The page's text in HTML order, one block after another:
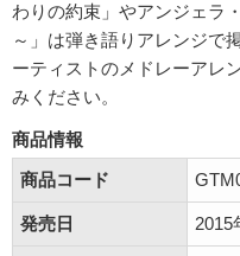
わりの約束」やアンジェラ
～」は弾き語りアレンジで
ーティストのメドレーアレ
みください。
商品情報
商品コード
発売日 2015